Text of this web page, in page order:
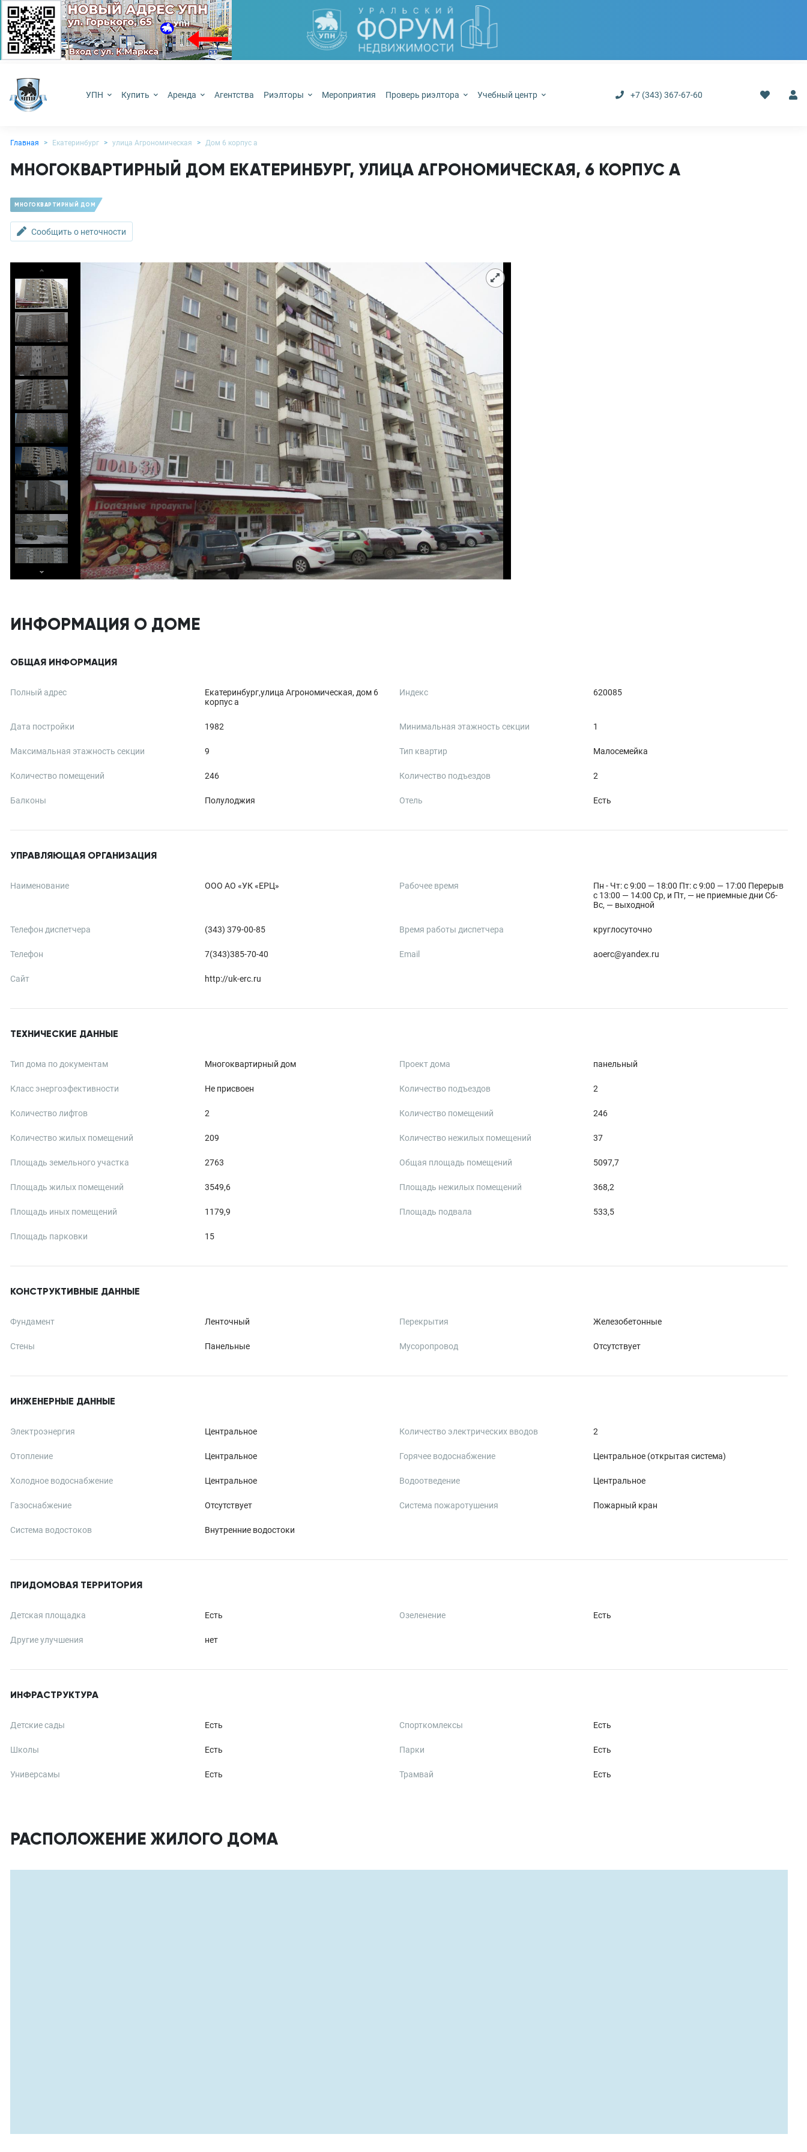
УПН Купить Аренда Агентства Риэлторы Мероприятия Проверь риэлтора Учебный центр +7 (343) 367-67-60
Главная Екатеринбург улица Агрономическая Дом 6 корпус а
МНОГОКВАРТИРНЫЙ ДОМ ЕКАТЕРИНБУРГ, УЛИЦА АГРОНОМИЧЕСКАЯ, 6 КОРПУС А
МНОГОКВАРТИРНЫЙ ДОМ
Сообщить о неточности
ИНФОРМАЦИЯ О ДОМЕ
ОБЩАЯ ИНФОРМАЦИЯ
Полный адрес
Екатеринбург,улица Агрономическая, дом 6
корпус а
Индекс 620085
Дата постройки 1982 Минимальная этажность секции 1
Максимальная этажность секции 9 Тип квартир Малосемейка
Количество помещений 246 Количество подъездов 2
Балконы Полулоджия Отель Есть
УПРАВЛЯЮЩАЯ ОРГАНИЗАЦИЯ
Наименование ООО АО «УК «ЕРЦ» Рабочее время
Пн - Чт: с 9:00 — 18:00 Пт: с 9:00 — 17:00 Перерыв
с 13:00 — 14:00 Ср, и Пт, — не приемные дни Сб-
Вс, — выходной
Телефон диспетчера (343) 379-00-85 Время работы диспетчера круглосуточно
Телефон 7(343)385-70-40 Email aoerc@yandex.ru
Сайт http://uk-erc.ru
ТЕХНИЧЕСКИЕ ДАННЫЕ
Тип дома по документам Многоквартирный дом Проект дома панельный
Класс энергоэфективности Не присвоен Количество подъездов 2
Количество лифтов 2 Количество помещений 246
Количество жилых помещений 209 Количество нежилых помещений 37
Площадь земельного участка 2763 Общая площадь помещений 5097,7
Площадь жилых помещений 3549,6 Площадь нежилых помещений 368,2
Площадь иных помещений 1179,9 Площадь подвала 533,5
Площадь парковки 15
КОНСТРУКТИВНЫЕ ДАННЫЕ
Фундамент Ленточный Перекрытия Железобетонные
Стены Панельные Мусоропровод Отсутствует
ИНЖЕНЕРНЫЕ ДАННЫЕ
Электроэнергия Центральное Количество электрических вводов 2
Отопление Центральное Горячее водоснабжение Центральное (открытая система)
Холодное водоснабжение Центральное Водоотведение Центральное
Газоснабжение Отсутствует Система пожаротушения Пожарный кран
Система водостоков Внутренние водостоки
ПРИДОМОВАЯ ТЕРРИТОРИЯ
Детская площадка Есть Озеленение Есть
Другие улучшения нет
ИНФРАСТРУКТУРА
Детские сады Есть Спорткомлексы Есть
Школы Есть Парки Есть
Универсамы Есть Трамвай Есть
РАСПОЛОЖЕНИЕ ЖИЛОГО ДОМА